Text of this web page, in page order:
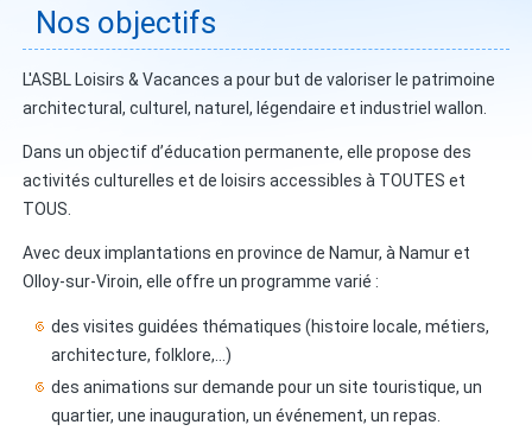
Nos objectifs
L'ASBL Loisirs & Vacances a pour but de valoriser le patrimoine
architectural, culturel, naturel, légendaire et industriel wallon.
Dans un objectif d’éducation permanente, elle propose des
activités culturelles et de loisirs accessibles à TOUTES et
TOUS.
Avec deux implantations en province de Namur, à Namur et
Olloy-sur-Viroin, elle offre un programme varié :
des visites guidées thématiques (histoire locale, métiers,
architecture, folklore,…)
des animations sur demande pour un site touristique, un
quartier, une inauguration, un événement, un repas.
précédente
précédent